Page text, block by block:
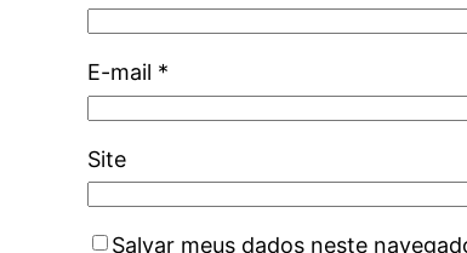
E-mail *
Site
Salvar meus dados neste